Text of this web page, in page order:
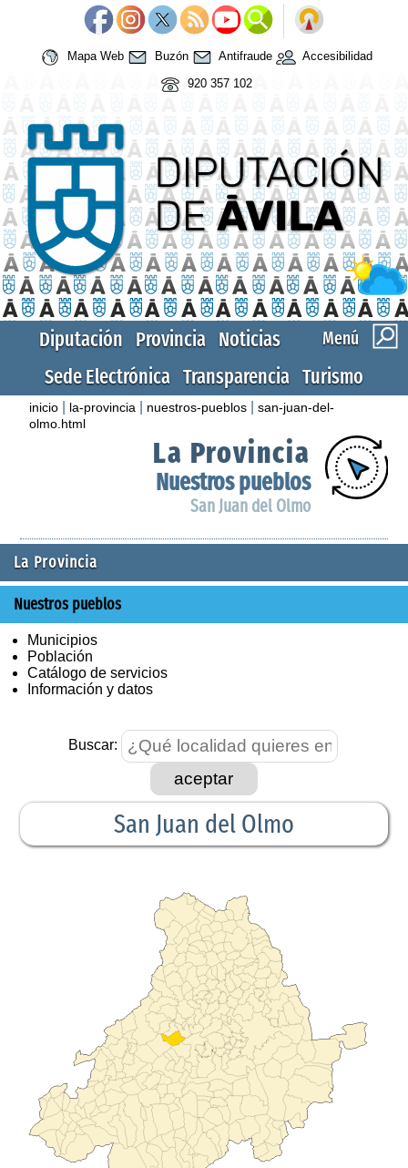
Mapa Web Buzón Antifraude
Accesibilidad
920 357 102
Menú
Diputación Provincia Noticias
Sede Electrónica Transparencia Turismo
inicio la-provincia nuestros-pueblos |san-juan-del-
olmo.html
La Provincia
Nuestros pueblos
San Juan del Olmo
La Provincia
Nuestros pueblos
Municipios
Población
Catálogo de servicios
Información y datos
Buscar:
aceptar
San Juan del Olmo